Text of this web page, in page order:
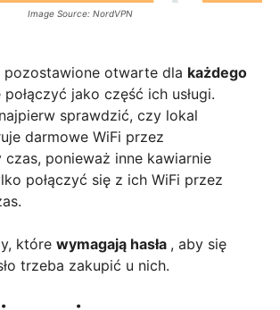
Image Source: NordVPN
pozostawione otwarte dla każdego
połączyć jako część ich usługi.
sprawdzić, czy lokal
darmowe WiFi przez
czas, ponieważ inne kawiarnie
połączyć się z ich WiFi przez
które wymagają hasła , aby się
trzeba zakupić u nich.